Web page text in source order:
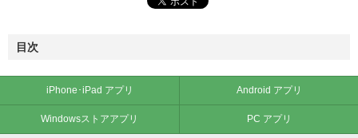
目次
iPhone･iPad アプリ Android アプリ
Windowsストアアプリ PC アプリ